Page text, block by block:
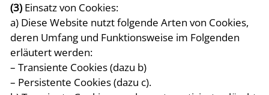
(3) Einsatz von Cookies:
a) Diese Website nutzt folgende Arten von Cookies,
deren Umfang und Funktionsweise im Folgenden
erläutert werden:
– Transiente Cookies (dazu b)
– Persistente Cookies (dazu c).